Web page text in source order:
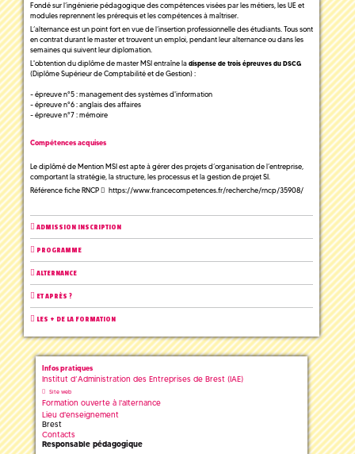
Fondé sur l’ingénierie pédagogique des compétences visées par les métiers, les UE et
modules reprennent les prérequis et les compétences à maîtriser.
L’alternance est un point fort en vue de l’insertion professionnelle des étudiants. Tous sont
en contrat durant le master et trouvent un emploi, pendant leur alternance ou dans les
semaines qui suivent leur diplomation.
L'obtention du diplôme de master MSI entraîne la dispense de trois épreuves du DSCG
(Diplôme Supérieur de Comptabilité et de Gestion) :
- épreuve n°5 : management des systèmes d'information
- épreuve n°6 : anglais des affaires
- épreuve n°7 : mémoire
Compétences acquises
Le diplômé de Mention MSI est apte à gérer des projets d’organisation de l’entreprise,
comportant la stratégie, la structure, les processus et la gestion de projet SI.
Référence fiche RNCP
https://www.francecompetences.fr/recherche/rncp/35908/
ADMISSION INSCRIPTION
PROGRAMME
ALTERNANCE
ET APRÈS ?
LES + DE LA FORMATION
Infos pratiques
Institut d’Administration des Entreprises de Brest (IAE)
Site web
Formation ouverte à l'alternance
Lieu d'enseignement
Brest
Contacts
Responsable pédagogique